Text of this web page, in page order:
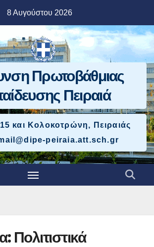
8 Αυγούστου 2026
Πρωτοβάθμιας
Πειραιά
και Κολοκοτρώνη, Πειραιάς
peiraia.att.sch.gr
Πολιτιστικά